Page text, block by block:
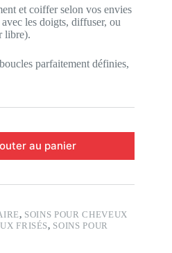
et coiffer selon vos envies
les doigts, diffuser, ou
libre).
parfaitement définies,
au panier
, SOINS POUR CHEVEUX
FRISÉS, SOINS POUR